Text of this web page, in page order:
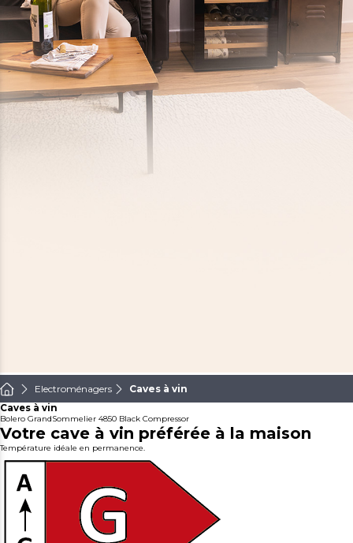
Electroménagers Caves à vin
Caves à vin
Bolero GrandSommelier 4850 Black Compressor
Votre cave à vin préférée à la maison
Température idéale en permanence.